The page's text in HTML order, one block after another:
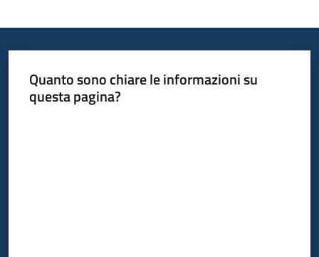
Quanto sono chiare le informazioni su
questa pagina?